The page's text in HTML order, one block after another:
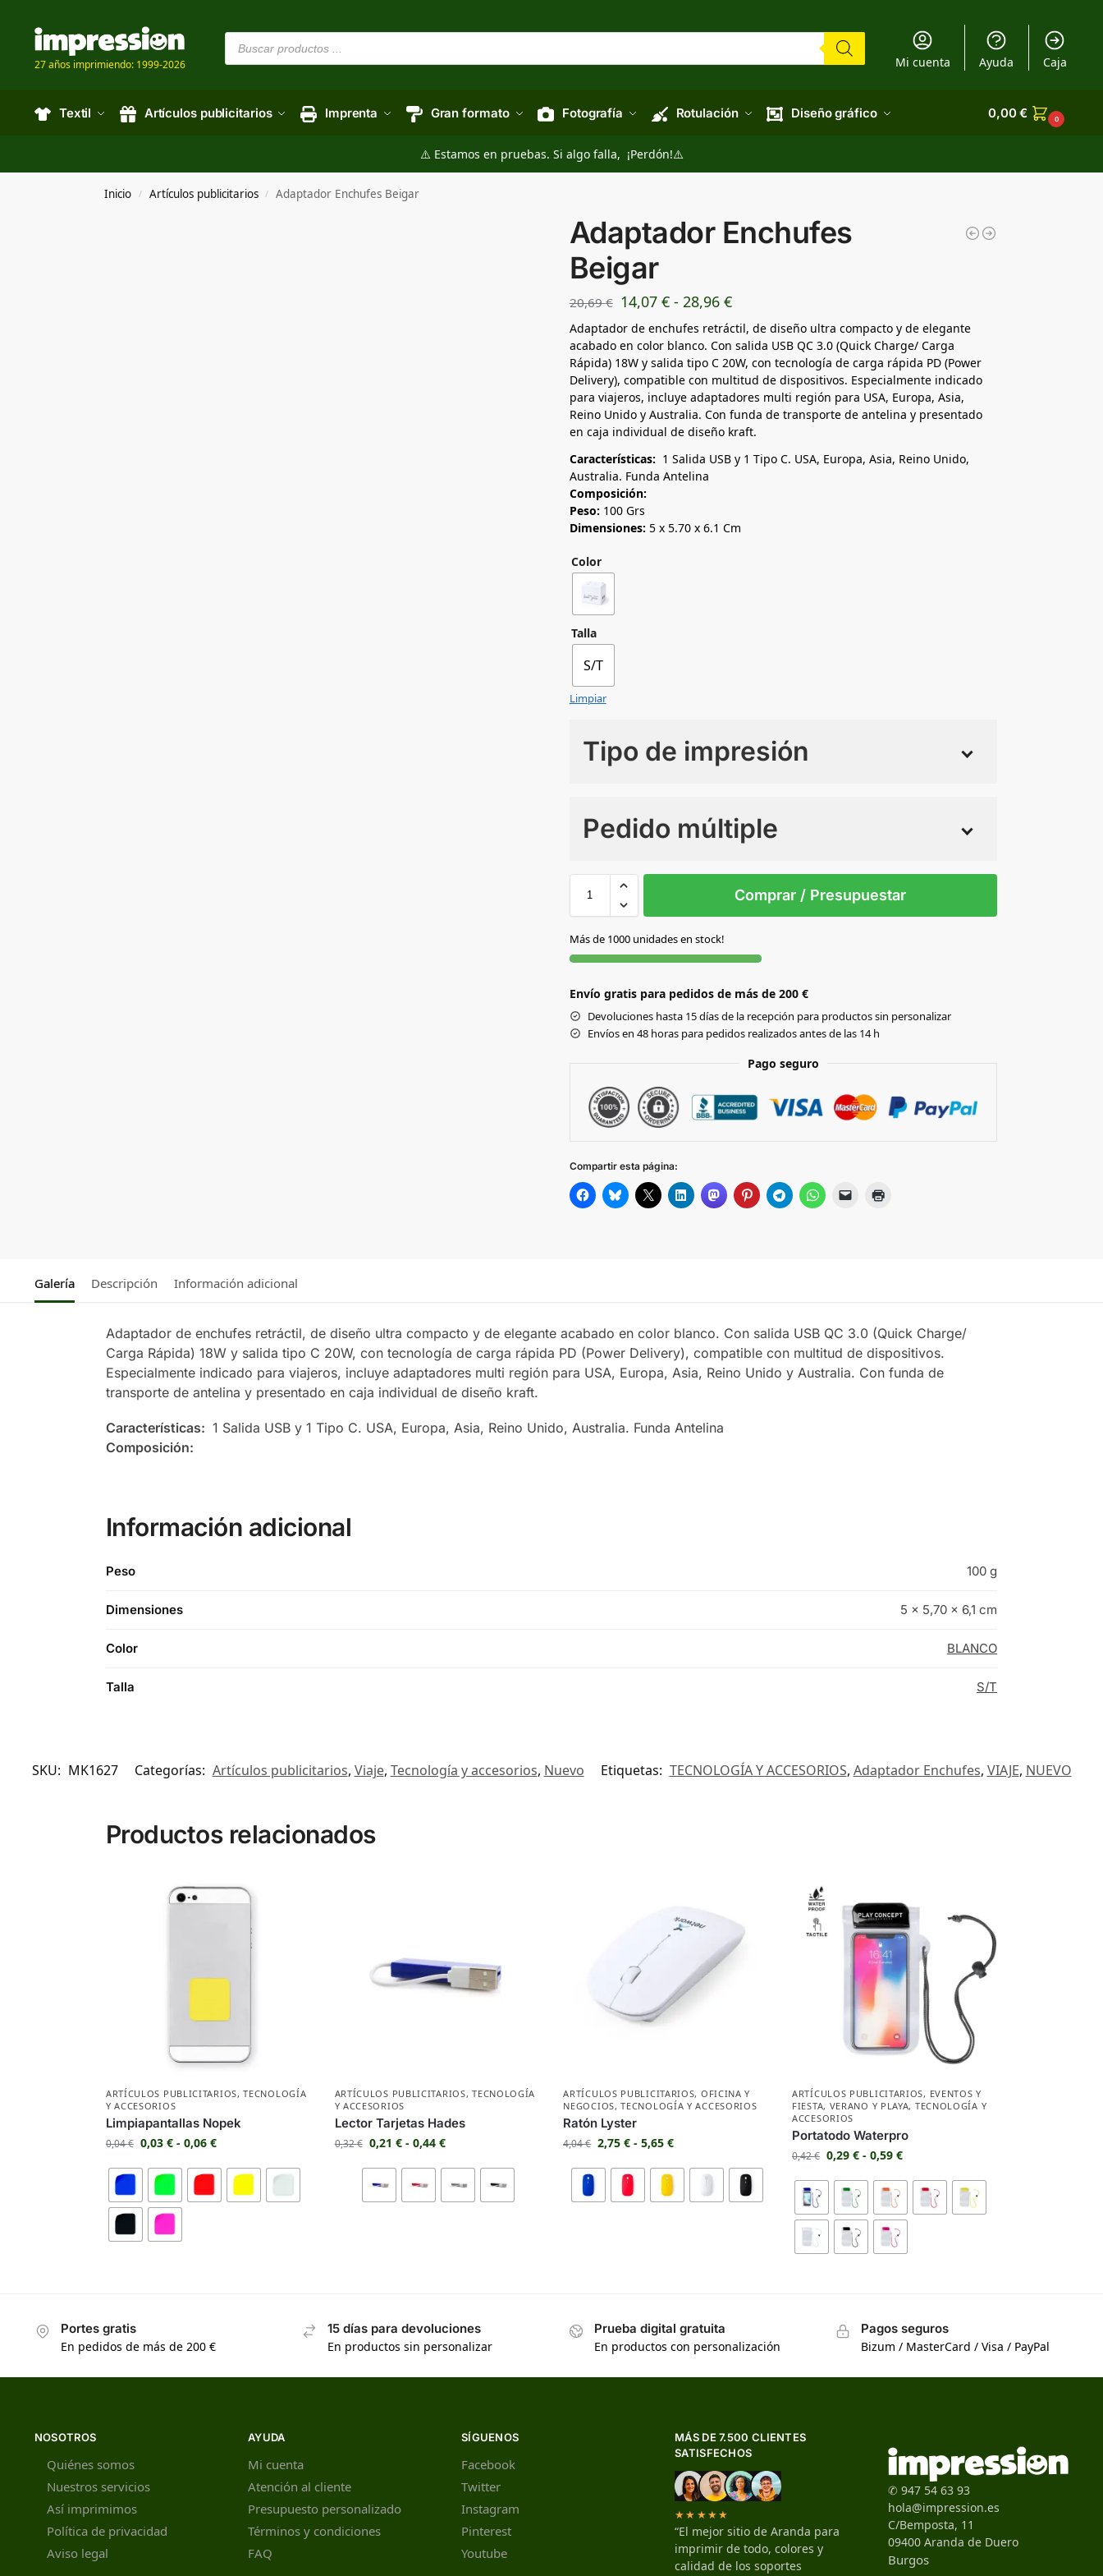
27 años imprimiendo: 1999-2026 Mi cuenta Ayuda Caja
Textil Artículos publicitarios Imprenta Gran formato Fotografía Rotulación Diseño gráfico 0,00€ 0
⚠️ Estamos en pruebas. Si algo falla, ¡Perdón!⚠️
Inicio / Artículos publicitarios / Adaptador Enchufes Beigar
Adaptador Enchufes
Beigar
20,69€ 14,07 € - 28,96 €
Adaptador de enchufes retráctil, de diseño ultra compacto y de elegante
acabado en color blanco. Con salida USB QC 3.0 (Quick Charge/ Carga
Rápida) 18W y salida tipo C 20W, con tecnología de carga rápida PD (Power
Delivery), compatible con multitud de dispositivos. Especialmente indicado
para viajeros, incluye adaptadores multi región para USA, Europa, Asia,
Reino Unido y Australia. Con funda de transporte de antelina y presentado
en caja individual de diseño kraft.
Características: 1 Salida USB y 1 Tipo C. USA, Europa, Asia, Reino Unido,
Australia. Funda Antelina
Composición:
Peso: 100 Grs
Dimensiones: 5 x 5.70 x 6.1 Cm
Color
Talla
S/T
Limpiar
Tipo de impresión
Pedido múltiple
BLANCO
Comprar / Presupuestar
Más de 1000 unidades en stock!
Envío gratis para pedidos de más de 200 €
Devoluciones hasta 15 días de la recepción para productos sin personalizar
Envíos en 48 horas para pedidos realizados antes de las 14 h
Pago seguro
Compartir esta página:
Galería Descripción Información adicional
Adaptador de enchufes retráctil, de diseño ultra compacto y de elegante acabado en color blanco. Con salida USB QC 3.0 (Quick Charge/
Carga Rápida) 18W y salida tipo C 20W, con tecnología de carga rápida PD (Power Delivery), compatible con multitud de dispositivos.
Especialmente indicado para viajeros, incluye adaptadores multi región para USA, Europa, Asia, Reino Unido y Australia. Con funda de
transporte de antelina y presentado en caja individual de diseño kraft.
Características: 1 Salida USB y 1 Tipo C. USA, Europa, Asia, Reino Unido, Australia. Funda Antelina
Composición:
Información adicional
Peso 100 g
Dimensiones 5 × 5,70 × 6,1 cm
Color BLANCO
Talla S/T
SKU: MK1627 Categorías: Artículos publicitarios, Viaje, Tecnología y accesorios, Nuevo Etiquetas: TECNOLOGÍA Y ACCESORIOS, Adaptador Enchufes, VIAJE, NUEVO
Productos relacionados
ARTÍCULOS PUBLICITARIOS,TECNOLOGÍA
Y ACCESORIOS
Limpiapantallas Nopek
0,04€ 0,03 € - 0,06 €
ARTÍCULOS PUBLICITARIOS,TECNOLOGÍA
Y ACCESORIOS
Lector Tarjetas Hades
0,32€ 0,21 € - 0,44 €
ARTÍCULOS PUBLICITARIOS, OFICINA Y
NEGOCIOS,TECNOLOGÍA Y ACCESORIOS
Ratón Lyster
4,04€ 2,75€ - 5,65€
ARTÍCULOS PUBLICITARIOS, EVENTOS Y
FIESTA, VERANO Y PLAYA, TECNOLOGÍA Y
ACCESORIOS
Portatodo Waterpro
0,42€ 0,29€ - 0,59€
Portes gratis
En pedidos de más de 200 €
15 días para devoluciones
En productos sin personalizar
Prueba digital gratuita
En productos con personalización
Pagos seguros
Bizum / MasterCard / Visa / PayPal
NOSOTROS
Quiénes somos
Nuestros servicios
Así imprimimos
Política de privacidad
Aviso legal
AYUDA
Mi cuenta
Atención al cliente
Presupuesto personalizado
Términos y condiciones
FAQ
SÍGUENOS
Facebook
Twitter
Instagram
Pinterest
Youtube
MÁS DE 7.500 CLIENTES
SATISFECHOS
★★★★★
“El mejor sitio de Aranda para
imprimir de todo, colores y
calidad de los soportes
✆ 947 54 63 93
hola@impression.es
C/Bemposta, 11
09400 Aranda de Duero
Burgos